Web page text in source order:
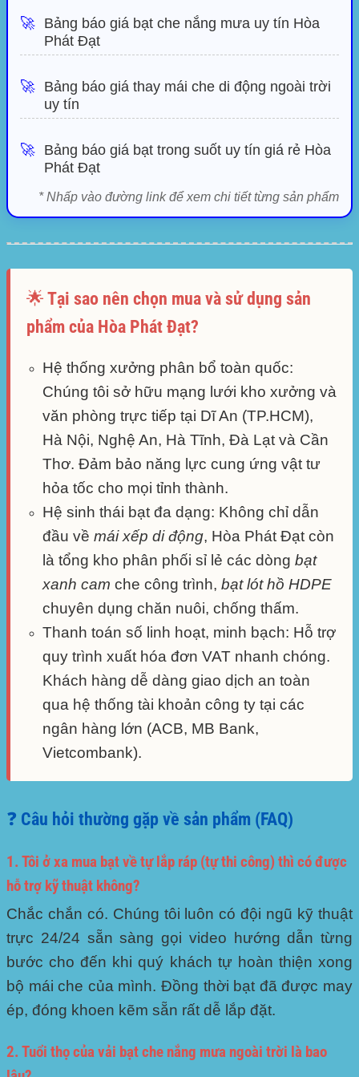
🚀
Bảng báo giá bạt che nắng mưa uy tín Hòa
Phát Đạt
🚀
Bảng báo giá thay mái che di động ngoài trời
uy tín
🚀
Bảng báo giá bạt trong suốt uy tín giá rẻ Hòa
Phát Đạt
* Nhấp vào đường link để xem chi tiết từng sản phẩm
🌟 Tại sao nên chọn mua và sử dụng sản
phẩm của Hòa Phát Đạt?
Hệ thống xưởng phân bổ toàn quốc:
Chúng tôi sở hữu mạng lưới kho xưởng và
văn phòng trực tiếp tại Dĩ An (TP.HCM),
Hà Nội, Nghệ An, Hà Tĩnh, Đà Lạt và Cần
Thơ. Đảm bảo năng lực cung ứng vật tư
hỏa tốc cho mọi tỉnh thành.
Hệ sinh thái bạt đa dạng: Không chỉ dẫn
đầu về mái xếp di động, Hòa Phát Đạt còn
là tổng kho phân phối sỉ lẻ các dòng bạt
xanh cam che công trình, bạt lót hồ HDPE
chuyên dụng chăn nuôi, chống thấm.
Thanh toán số linh hoạt, minh bạch: Hỗ trợ
quy trình xuất hóa đơn VAT nhanh chóng.
Khách hàng dễ dàng giao dịch an toàn
qua hệ thống tài khoản công ty tại các
ngân hàng lớn (ACB, MB Bank,
Vietcombank).
❓ Câu hỏi thường gặp về sản phẩm (FAQ)
1. Tôi ở xa mua bạt về tự lắp ráp (tự thi công) thì có được
hỗ trợ kỹ thuật không?
Chắc chắn có. Chúng tôi luôn có đội ngũ kỹ thuật
trực 24/24 sẵn sàng gọi video hướng dẫn từng
bước cho đến khi quý khách tự hoàn thiện xong
bộ mái che của mình. Đồng thời bạt đã được may
ép, đóng khoen kẽm sẵn rất dễ lắp đặt.
2. Tuổi thọ của vải bạt che nắng mưa ngoài trời là bao